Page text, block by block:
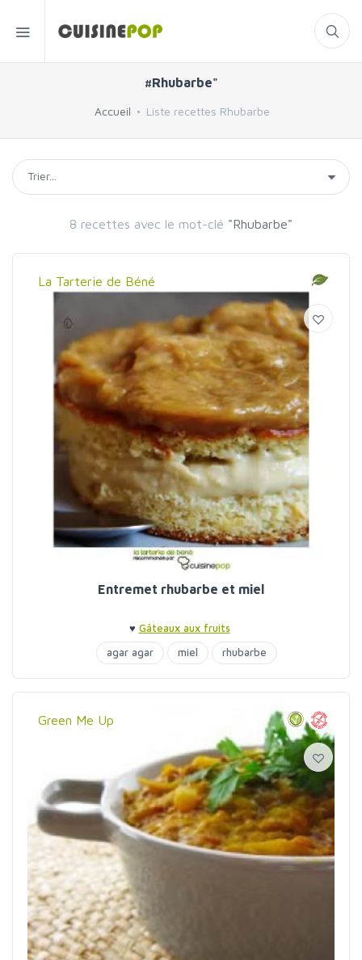
#Rhubarbe"
Accueil Liste recettes Rhubarbe
8 recettes avec le mot-clé "Rhubarbe"
La Tarterie de Béné
Entremet rhubarbe et miel
♥ Gâteaux aux fruits
agar agar
miel rhubarbe
Green Me Up